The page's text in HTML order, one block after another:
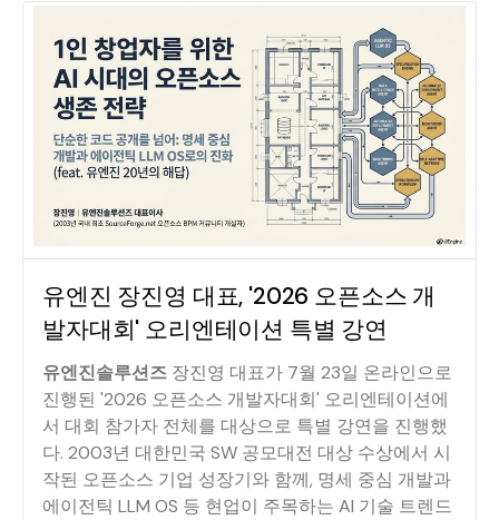
유엔진 장진영 대표, '2026 오픈소스 개
발자대회' 오리엔테이션 특별 강연
유엔진솔루션즈 장진영 대표가 7월 23일 온라인으로
진행된 '2026 오픈소스 개발자대회' 오리엔테이션에
서 대회 참가자 전체를 대상으로 특별 강연을 진행했
다. 2003년 대한민국 SW 공모대전 대상 수상에서 시
작된 오픈소스 기업 성장기와 함께, 명세 중심 개발과
에이전틱 LLM OS 등 현업이 주목하는 AI 기술 트렌드